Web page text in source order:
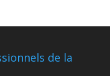
de la